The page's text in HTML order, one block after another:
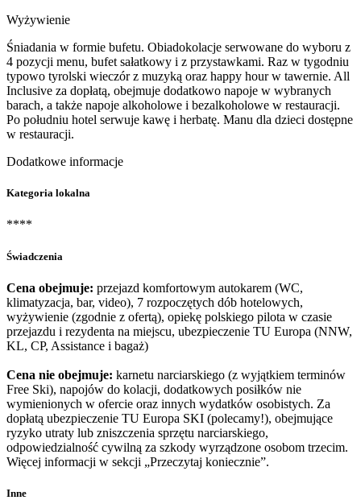
Wyżywienie
Śniadania w formie bufetu. Obiadokolacje serwowane do wyboru z
4 pozycji menu, bufet sałatkowy i z przystawkami. Raz w tygodniu
typowo tyrolski wieczór z muzyką oraz happy hour w tawernie. All
Inclusive za dopłatą, obejmuje dodatkowo napoje w wybranych
barach, a także napoje alkoholowe i bezalkoholowe w restauracji.
Po południu hotel serwuje kawę i herbatę. Manu dla dzieci dostępne
w restauracji.
Dodatkowe informacje
Kategoria lokalna
****
Świadczenia
Cena obejmuje: przejazd komfortowym autokarem (WC,
klimatyzacja, bar, video), 7 rozpoczętych dób hotelowych,
wyżywienie (zgodnie z ofertą), opiekę polskiego pilota w czasie
przejazdu i rezydenta na miejscu, ubezpieczenie TU Europa (NNW,
KL, CP, Assistance i bagaż)
Cena nie obejmuje: karnetu narciarskiego (z wyjątkiem terminów
Free Ski), napojów do kolacji, dodatkowych posiłków nie
wymienionych w ofercie oraz innych wydatków osobistych. Za
dopłatą ubezpieczenie TU Europa SKI (polecamy!), obejmujące
ryzyko utraty lub zniszczenia sprzętu narciarskiego,
odpowiedzialność cywilną za szkody wyrządzone osobom trzecim.
Więcej informacji w sekcji „Przeczytaj koniecznie”.
Inne